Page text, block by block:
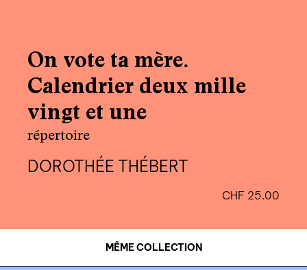
On vote ta mère.
Calendrier deux mille
vingt et une
répertoire
DOROTHÉE THÉBERT
CHF 25.00
MÊME COLLECTION